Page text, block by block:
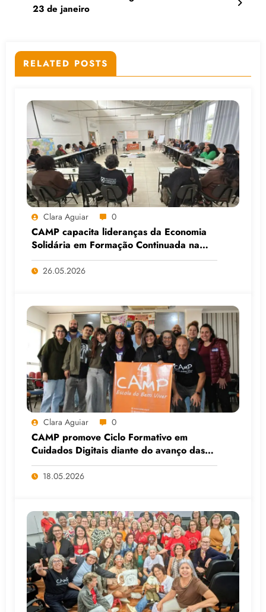
23 de janeiro
RELATED POSTS
Clara Aguiar 0
CAMP capacita lideranças da Economia
Solidária em Formação Continuada na
Faculdade do Assentamento do MST, em
Viamão (RS)
26.05.2026
Clara Aguiar 0
CAMP promove Ciclo Formativo em
Cuidados Digitais diante do avanço das
Big Techs e da IA
18.05.2026